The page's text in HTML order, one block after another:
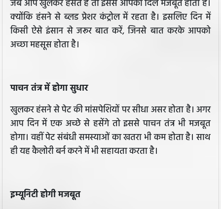
जब आप खुलकर हंसते हैं तो इससे आपका दिल मजबूत होता है।
क्योंकि हंसने से ब्लड प्रेशर कंट्रोल में रहता है। इसलिए दिन में
किसी ऐसे इंसान से जरूर बात करें, जिनसे बात करके आपको
अच्छा महसूस होता है।
पाचन तंत्र में होगा सुधार
खुलकर हंसने से पेट की मांसपेशियों पर सीधा असर होता है। अगर
आप दिन में एक अच्छे से हसेंगे तो इससे पाचन तंत्र भी मजबूत
होगा। वहीं पेट संबंधी समस्याओं का खतरा भी कम होता है। साथ
ही यह कैलोरी बर्न करने में भी सहायता करता है।
इम्यूनिटी होगी मजबूत